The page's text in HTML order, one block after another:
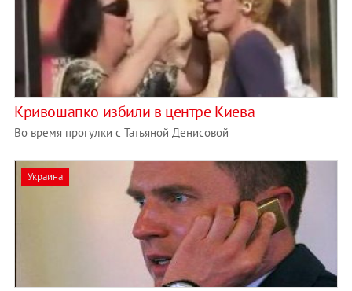
Кривошапко избили в центре Киева
Во время прогулки с Татьяной Денисовой
Украина